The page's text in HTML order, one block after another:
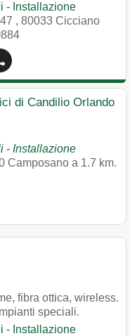
- Installazione
, 80033 Cicciano
di Candilio Orlando
- Installazione
Camposano a 1.7 km.
fibra ottica, wireless.
speciali.
- Installazione